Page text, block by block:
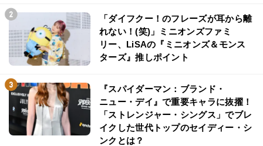
「ダイフクー！のフレーズが耳から離
れない！(笑)」ミニオンズファミ
リー、LiSAの『ミニオンズ＆モンス
ターズ』推しポイント
『スパイダーマン：ブランド・
ニュー・デイ』で重要キャラに抜擢！
「ストレンジャー・シングス」でブレ
イクした世代トップのセイディー・シ
ンクとは？